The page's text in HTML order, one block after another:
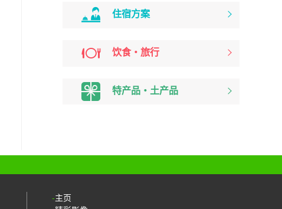
住宿方案
饮食・旅行
特产品・土产品
主页